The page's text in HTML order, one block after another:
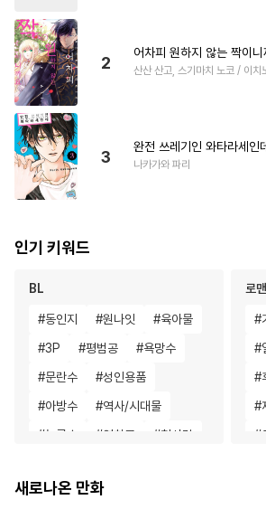
2
어차피 원하지 않는 짝이니
산산 산고, 스기마치 노코 / 이치
3
완전 쓰레기인 와타라세인
나카가와 파리
인기 키워드
BL
#동인지 #원나잇 #육아물
#3P #평범공 #욕망수
#문란수 #성인용품
#아방수 #역사/시대물
#능글수 #연하공 #첫사랑
#섹스파트너
로
#
#
#
#
#
새로나온 만화